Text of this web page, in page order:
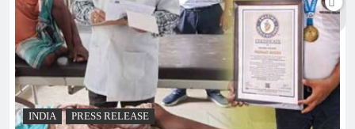
INDIA PRESS RELEASE